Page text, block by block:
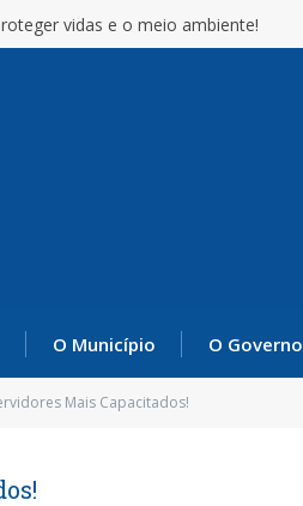
vidas e o meio ambiente!
O Município O Governo
Mais Capacitados!